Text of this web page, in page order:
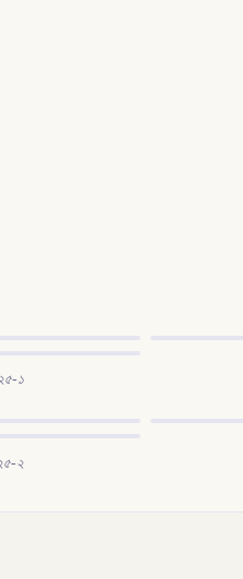
১
২